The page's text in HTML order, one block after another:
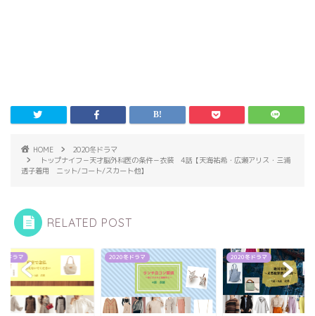
HOME
2020冬ドラマ
トップナイフ－天才脳外科医の条件－衣装 4話【天海祐希・広瀬アリス・三浦
透子着用 ニット/コート/スカート他】
RELATED POST
ドラマ 2020冬ドラマ 2020冬ドラマ